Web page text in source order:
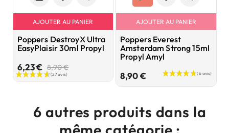
AJOUTER AU PANIER
Poppers DestroyX Ultra
EasyPlaisir 30ml Propyl
6,23 € 8,90 €
base
AJOUTER AU PANIER
Poppers Everest
Amsterdam Strong 15ml
Propyl Amyl
8,90 €Prix
6 autres produits dans la